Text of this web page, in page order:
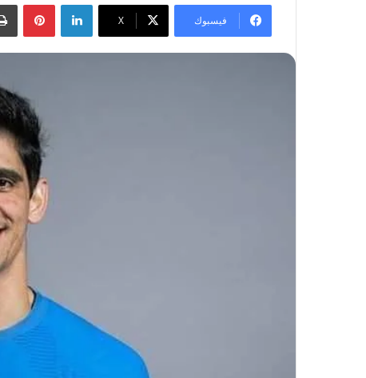
فيسبوك ‫X
لينكدإن بينتيريست